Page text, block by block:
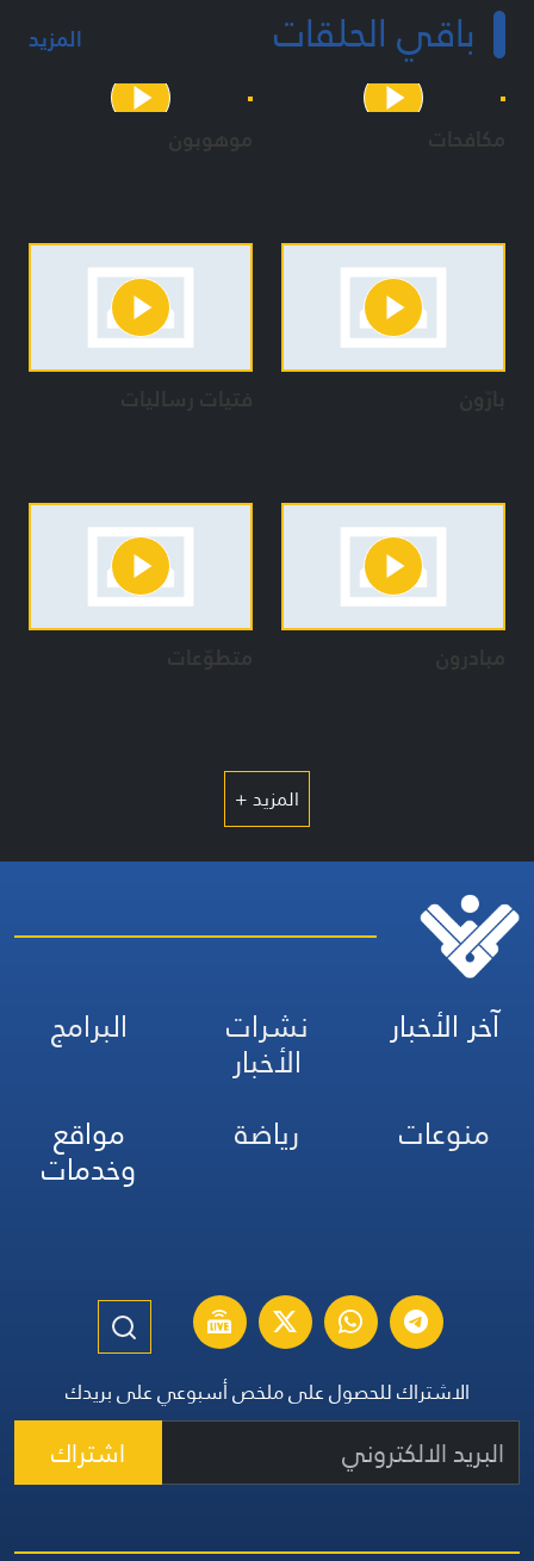
للفئة العمرية (١٢-22 سنة)
برنامج غير نمطي الطرح والعرض يتناسب مع طبيعة هذه الفئة
المستهدفة
كل حلقة عبارة عن دردشات جماعية أو فردية بين المقدمة والفتية او
الفتيات في اطار تفاعلي بسيط مع مشاركة وتداخل في نشاط
١- تقديم النموذج الجميل والذي نطمح أن يكون عليه الفتية
٢- الاستفادة من الإشكالات والابتلاءات لهذه الفئة بطريقة ذكية
لتعزيز اهمية النموذج الجميل
٣- تعميم ونشر العوامل التي ساعدت في تأصيل الايمان والوعي
عن الشباب اليافع
باقي الحلقات المزيد
مكافحات موهوبون
بارّون فتيات رساليات
مبادرون متطوّعات
المزيد +
آخر الأخبار نشرات
الأخبار
البرامج
منوعات
رياضة مواقع
وخدمات
الاشتراك للحصول على ملخص أسبوعي على بريدك
اشتراك